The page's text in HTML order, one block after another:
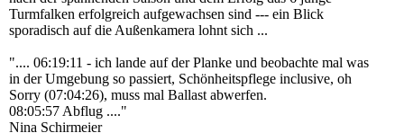
Turmfalken erfolgreich aufgewachsen sind --- ein Blick
sporadisch auf die Außenkamera lohnt sich ...
".... 06:19:11 - ich lande auf der Planke und beobachte mal was
in der Umgebung so passiert, Schönheitspflege inclusive, oh
Sorry (07:04:26), muss mal Ballast abwerfen.
08:05:57 Abflug ...."
Nina Schirmeier